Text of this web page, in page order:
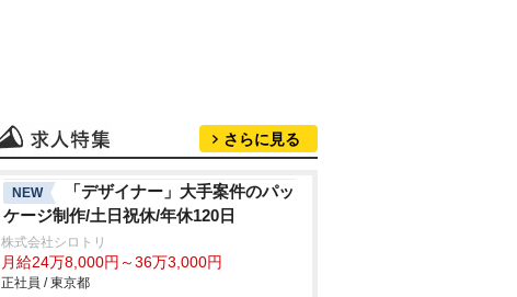
さらに見る
NEW
「デザイナー」大手案件のパッ
ケージ制作/土日祝休/年休120日
株式会社シロトリ
月給24万8,000円～36万3,000円
正社員 / 東京都